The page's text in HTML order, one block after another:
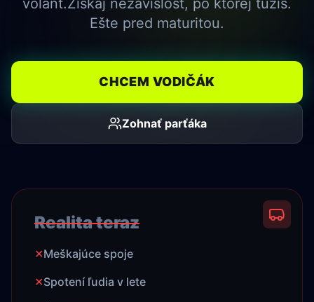
volant.Získaj nezávislosť, po ktorej túžiš.
Ešte pred maturitou.
CHCEM VODIČÁK
Zohnať parťáka
Realita teraz
✕Meškajúce spoje
✕Spotení ľudia v lete